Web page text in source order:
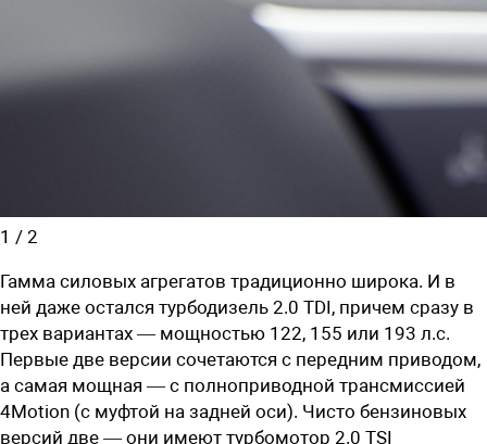
1 / 2
Гамма силовых агрегатов традиционно широка. И в
ней даже остался турбодизель 2.0 TDI, причем сразу в
трех вариантах — мощностью 122, 155 или 193 л.с.
Первые две версии сочетаются с передним приводом,
а самая мощная — с полноприводной трансмиссией
4Motion (с муфтой на задней оси). Чисто бензиновых
версий две — они имеют турбомотор 2.0 TSI